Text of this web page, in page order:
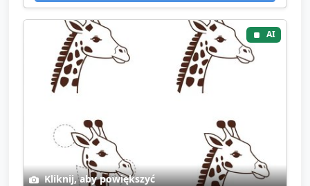
AI
Kliknij, aby powiększyć